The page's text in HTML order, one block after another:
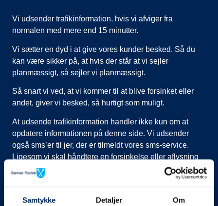
Samtykke Detaljer Om
Vi udsender trafikinformation, hvis vi afviger fra
normalen med mere end 15 minutter.
Vi sætter en dyd i at give vores kunder besked. Så du
kan være sikker på, at hvis der står at vi sejler
planmæssigt, så sejler vi planmæssigt.
Så snart vi ved, at vi kommer til at blive forsinket eller
andet, giver vi besked, så hurtigt som muligt.
At udsende trafikinformation handler ikke kun om at
opdatere informationen på denne side. Vi udsender
også sms’er til jer, der er tilmeldt vores sms-service.
Ligesom vi skal håndtere en forsinkelse eller aflysning
ved at lukke afgange i vores system, evt. flytte kunder til
nye afgange, ringe til vognmænd der skal have flyttet